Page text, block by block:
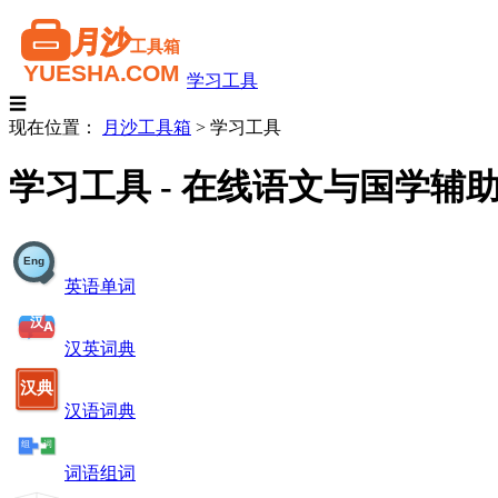
学习工具
☰
现在位置：
月沙工具箱 > 学习工具
学习工具 - 在线语文与国学辅
英语单词
汉英词典
汉语词典
词语组词